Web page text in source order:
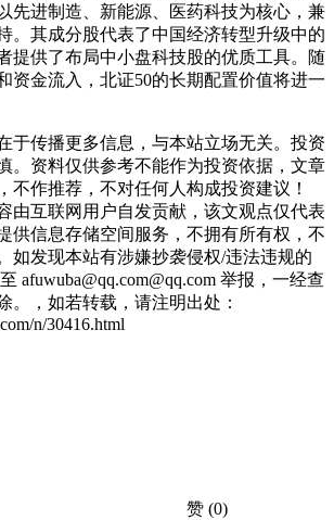
先进制造、新能源、医药科技为核心，兼
。其成分股代表了中国经济转型升级中的
提供了布局中小盘科技股的优质工具。随
资金流入，北证50的长期配置价值将进一
于传播更多信息，与本站立场无关。投资
。资料仅供参考不能作为投资依据，文章
不作推荐，不对任何人构成投资建议！
由互联网用户自发贡献，该文观点仅代表
供信息存储空间服务，不拥有所有权，不
如发现本站有涉嫌抄袭侵权/违法违规的
afuwuba@qq.com@qq.com 举报，一经查
。，如若转载，请注明出处：
n/30416.html
赞 (0)